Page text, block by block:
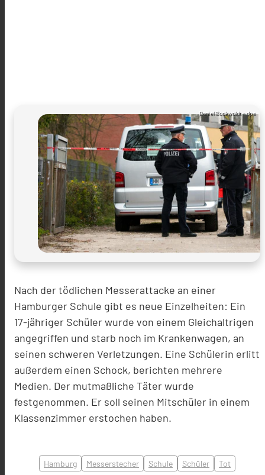
Daniel Bockwoldt - dpa
Nach der tödlichen Messerattacke an einer
Hamburger Schule gibt es neue Einzelheiten: Ein
17-jähriger Schüler wurde von einem Gleichaltrigen
angegriffen und starb noch im Krankenwagen, an
seinen schweren Verletzungen. Eine Schülerin erlitt
außerdem einen Schock, berichten mehrere
Medien. Der mutmaßliche Täter wurde
festgenommen. Er soll seinen Mitschüler in einem
Klassenzimmer erstochen haben.
Hamburg Messerstecher Schule Schüler Tot